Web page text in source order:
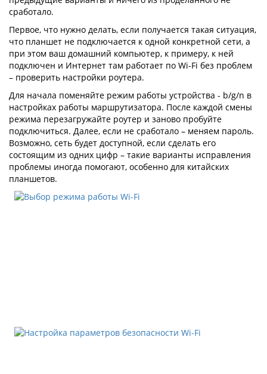
сработало.
Первое, что нужно делать, если получается такая ситуация,
что планшет не подключается к одной конкретной сети, а
при этом ваш домашний компьютер, к примеру, к ней
подключен и Интернет там работает по Wi-Fi без проблем
– проверить настройки роутера.
Для начала поменяйте режим работы устройства - b/g/n в
настройках работы маршрутизатора. После каждой смены
режима перезагружайте роутер и заново пробуйте
подключиться. Далее, если не сработало – меняем пароль.
Возможно, сеть будет доступной, если сделать его
состоящим из одних цифр – такие варианты исправления
проблемы иногда помогают, особенно для китайских
планшетов.